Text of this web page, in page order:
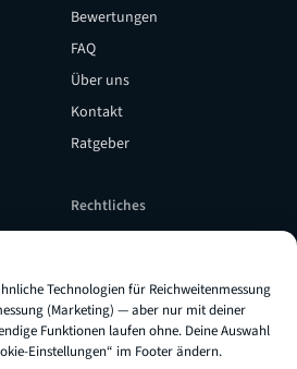
Bewertungen
FAQ
Über uns
Kontakt
Ratgeber
Rechtliches
Impressum
AGB
Datenschutz
Technologien für Reichweitenmessung
(Marketing) — aber nur mit deiner
Funktionen laufen ohne. Deine Auswahl
Einstellungen“ im Footer ändern.